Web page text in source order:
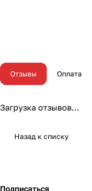
Отзывы Оплата
Загрузка отзывов...
Назад к списку
Подписаться